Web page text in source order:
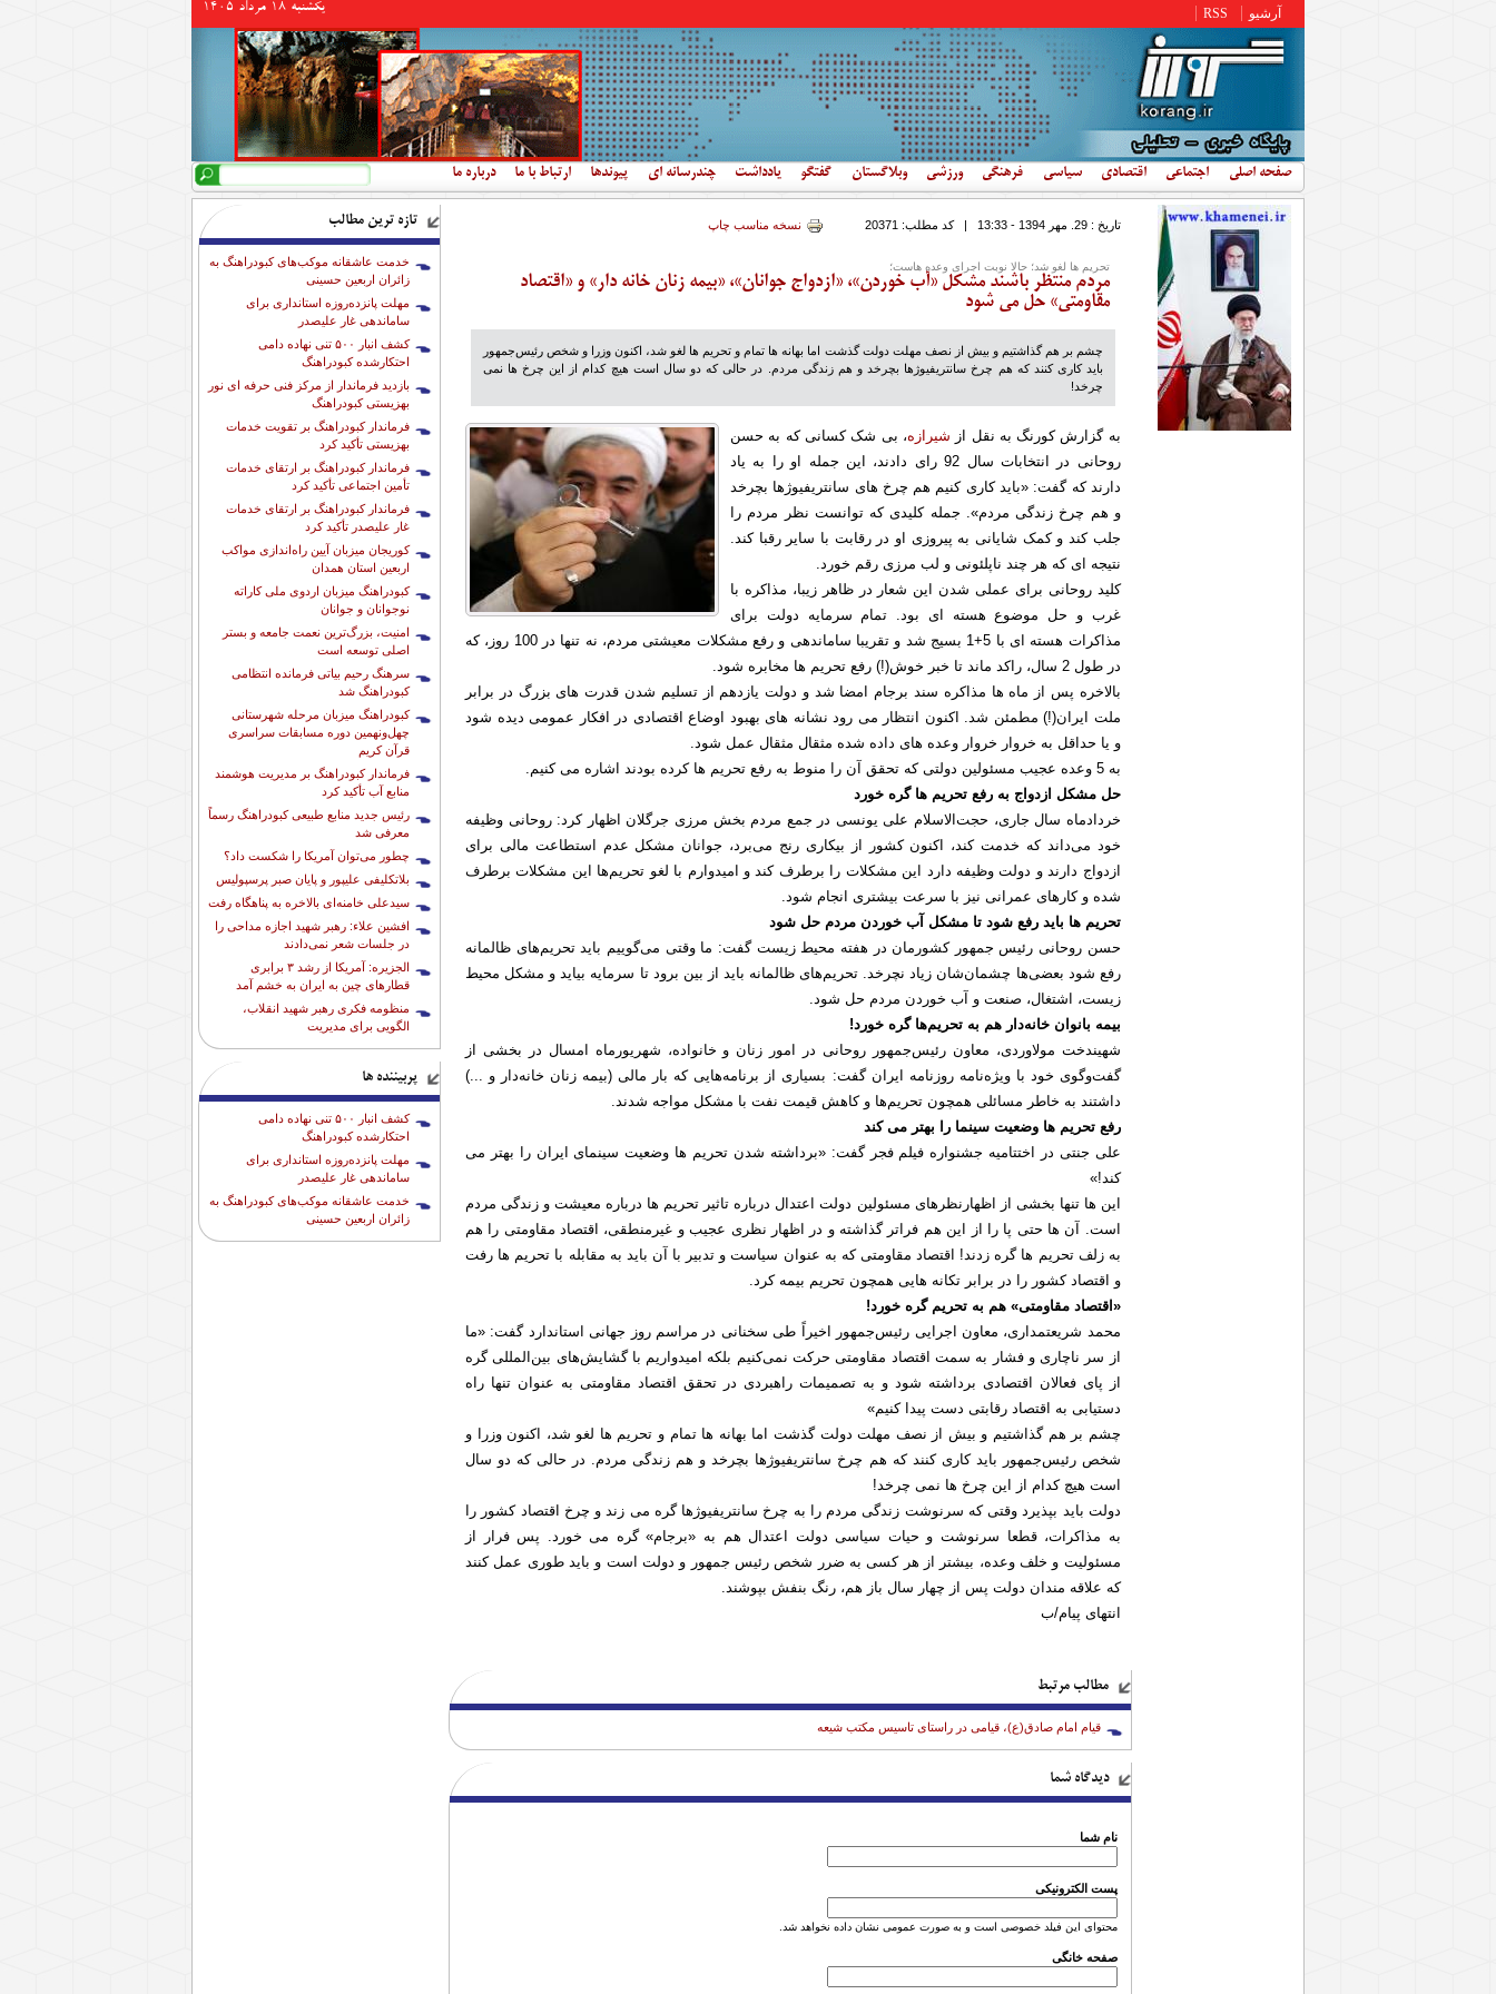
يكشنبه 18 مرداد 1405 آرشیو RSS
صفحه اصلی اجتماعی اقتصادی سیاسی فرهنگی ورزشی وبلاگستان گفتگو یادداشت چندرسانه ای پیوندها ارتباط با ما درباره ما فرم جستجو
جستجو
تازه ترین مطالب
خدمت عاشقانه موکب‌های کبودراهنگ به
زائران اربعین حسینی
مهلت پانزده‌روزه استانداری برای
ساماندهی غار علیصدر
کشف انبار ۵۰۰ تنی نهاده دامی
احتکارشده کبودراهنگ
بازدید فرماندار از مرکز فنی حرفه ای نور
بهزیستی کبودراهنگ
فرماندار کبودراهنگ بر تقویت خدمات
بهزیستی تأکید کرد
فرماندار کبودراهنگ بر ارتقای خدمات
تأمین اجتماعی تأکید کرد
فرماندار کبودراهنگ بر ارتقای خدمات
غار علیصدر تأکید کرد
کوریجان میزبان آیین راه‌اندازی مواکب
اربعین استان همدان
کبودراهنگ میزبان اردوی ملی کاراته
نوجوانان و جوانان
امنیت، بزرگ‌ترین نعمت جامعه و بستر
اصلی توسعه است
سرهنگ رحیم بیاتی فرمانده انتظامی
کبودراهنگ شد
کبودراهنگ میزبان مرحله شهرستانی
چهل‌ونهمین دوره مسابقات سراسری
قرآن کریم
فرماندار کبودراهنگ بر مدیریت هوشمند
منابع آب تأکید کرد
رئیس جدید منابع طبیعی کبودراهنگ رسماً
معرفی شد
چطور می‌توان آمریکا را شکست داد؟
بلاتکلیفی علیپور و پایان صبر پرسپولیس
سیدعلی خامنه‌ای بالاخره به پناهگاه رفت
افشین علاء: رهبر شهید اجازه مداحی را
در جلسات شعر نمی‌دادند
الجزیره: آمریکا از رشد ۳ برابری
قطارهای چین به ایران به خشم آمد
منظومه فکری رهبر شهید انقلاب،
الگویی برای مدیریت
پربیننده ها
کشف انبار ۵۰۰ تنی نهاده دامی
احتکارشده کبودراهنگ
مهلت پانزده‌روزه استانداری برای
ساماندهی غار علیصدر
خدمت عاشقانه موکب‌های کبودراهنگ به
زائران اربعین حسینی
تاریخ : 29. مهر 1394 - 13:33 |کد مطلب: 20371 نسخه مناسب چاپ
تحریم ها لغو شد؛ حالا نوبت اجرای وعده هاست؛
مردم منتظر باشند مشکل «آب خوردن»، «ازدواج جوانان»، «بیمه زنان خانه دار» و «اقتصاد
مقاومتی» حل می شود
چشم بر هم گذاشتیم و بیش از نصف مهلت دولت گذشت اما بهانه ها تمام و تحریم ها لغو شد، اکنون وزرا و شخص رئیس‌جمهور
باید کاری کنند که هم چرخ سانتریفیوژها بچرخد و هم زندگی مردم. در حالی که دو سال است هیچ کدام از این چرخ ها نمی
چرخد!
به گزارش کورنگ به نقل از شیرازه، بی شک کسانی که به حسن
روحانی در انتخابات سال 92 رای دادند، این جمله او را به یاد
دارند که گفت: «باید کاری کنیم هم چرخ های سانتریفیوژها بچرخد
و هم چرخ زندگی مردم». جمله کلیدی که توانست نظر مردم را
جلب کند و کمک شایانی به پیروزی او در رقابت با سایر رقبا کند.
نتیجه ای که هر چند ناپلئونی و لب مرزی رقم خورد.
کلید روحانی برای عملی شدن این شعار در ظاهر زیبا، مذاکره با
غرب و حل موضوع هسته ای بود. تمام سرمایه دولت برای
مذاکرات هسته ای با 5+1 بسیج شد و تقریبا ساماندهی و رفع مشکلات معیشتی مردم، نه تنها در 100 روز، که
در طول 2 سال، راکد ماند تا خبر خوش(!) رفع تحریم ها مخابره شود.
بالاخره پس از ماه ها مذاکره سند برجام امضا شد و دولت یازدهم از تسلیم شدن قدرت های بزرگ در برابر
ملت ایران(!) مطمئن شد. اکنون انتظار می رود نشانه های بهبود اوضاع اقتصادی در افکار عمومی دیده شود
و یا حداقل به خروار خروار وعده های داده شده مثقال مثقال عمل شود.
به 5 وعده عجیب مسئولین دولتی که تحقق آن را منوط به رفع تحریم ها کرده بودند اشاره می کنیم.
حل مشکل ازدواج به رفع تحریم ها گره خورد
خردادماه سال جاری، حجت‌الاسلام علی یونسی در جمع مردم بخش مرزی جرگلان اظهار کرد: روحانی وظیفه
خود می‌داند که خدمت کند، اکنون کشور از بیکاری رنج می‌برد، جوانان مشکل عدم استطاعت مالی برای
ازدواج دارند و دولت وظیفه دارد این مشکلات را برطرف کند و امیدوارم با لغو تحریم‌ها این مشکلات برطرف
شده و کارهای عمرانی نیز با سرعت بیشتری انجام شود.
تحریم ها باید رفع شود تا مشکل آب خوردن مردم حل شود
حسن روحانی رئیس جمهور کشورمان در هفته محیط زیست گفت: ما وقتی می‌گوییم باید تحریم‌های ظالمانه
رفع شود بعضی‌ها چشمان‌شان زیاد نچرخد. تحریم‌های ظالمانه باید از بین برود تا سرمایه بیاید و مشکل محیط
زیست، اشتغال، صنعت و آب خوردن مردم حل شود.
بیمه بانوان خانه‌دار هم به تحریم‌ها گره خورد!
شهیندخت مولاوردی، معاون رئیس‌جمهور روحانی در امور زنان و خانواده، شهریورماه امسال در بخشی از
گفت‌وگوی خود با ویژه‌نامه روزنامه ایران گفت:‌ بسیاری از برنامه‌هایی که بار مالی (بیمه زنان خانه‌دار و ...)
داشتند به خاطر مسائلی همچون تحریم‌ها و کاهش قیمت نفت با مشکل مواجه شدند.
رفع تحریم ها وضعیت سینما را بهتر می کند
علی جنتی در اختتامیه جشنواره فیلم فجر گفت: «برداشته شدن تحریم ها وضعیت سینمای ایران را بهتر می
کند!»
این ها تنها بخشی از اظهارنظرهای مسئولین دولت اعتدال درباره تاثیر تحریم ها درباره معیشت و زندگی مردم
است. آن ها حتی پا را از این هم فراتر گذاشته و در اظهار نظری عجیب و غیرمنطقی، اقتصاد مقاومتی را هم
به زلف تحریم ها گره زدند! اقتصاد مقاومتی که به عنوان سیاست و تدبیر با آن باید به مقابله با تحریم ها رفت
و اقتصاد کشور را در برابر تکانه هایی همچون تحریم بیمه کرد.
«اقتصاد مقاومتی» هم به تحریم گره خورد!
محمد شریعتمداری، معاون اجرایی رئیس‌جمهور اخیراً طی سخنانی در مراسم روز جهانی استاندارد گفت: «ما
از سر ناچاری و فشار به سمت اقتصاد مقاومتی حرکت نمی‌کنیم بلکه امیدواریم با گشایش‌های بین‌المللی گره
از پای فعالان اقتصادی برداشته شود و به تصمیمات راهبردی در تحقق اقتصاد مقاومتی به عنوان تنها راه
دستیابی به اقتصاد رقابتی دست پیدا کنیم»
چشم بر هم گذاشتیم و بیش از نصف مهلت دولت گذشت اما بهانه ها تمام و تحریم ها لغو شد، اکنون وزرا و
شخص رئیس‌جمهور باید کاری کنند که هم چرخ سانتریفیوژها بچرخد و هم زندگی مردم. در حالی که دو سال
است هیچ کدام از این چرخ ها نمی چرخد!
دولت باید بپذیرد وقتی که سرنوشت زندگی مردم را به چرخ سانتریفیوژها گره می زند و چرخ اقتصاد کشور را
به مذاکرات، قطعا سرنوشت و حیات سیاسی دولت اعتدال هم به «برجام» گره می خورد. پس فرار از
مسئولیت و خلف وعده، بیشتر از هر کسی به ضرر شخص رئیس جمهور و دولت است و باید طوری عمل کنند
که علاقه مندان دولت پس از چهار سال باز هم، رنگ بنفش بپوشند.
انتهای پیام/ب
مطالب مرتبط
قیام امام صادق(ع)، قیامی در راستای تاسیس مکتب شیعه
دیدگاه شما
نام شما
پست الکترونیکی
محتوای این فیلد خصوصی است و به صورت عمومی نشان داده نخواهد شد.
صفحه خانگی